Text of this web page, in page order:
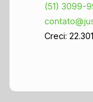
(51) 3099-
Creci: 22.301